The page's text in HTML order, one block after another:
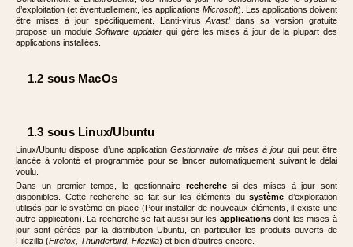
d’exploitation (et éventuellement, les applications Microsoft). Les applications doivent
être mises à jour spécifiquement. L’anti-virusAvast!dans sa version gratuite
propose un moduleSoftware updater qui gère les mises à jour de la plupart des
applications installées.
1.2 sous MacOs
1.3 sous Linux/Ubuntu
Linux/Ubuntu dispose d’une applicationGestionnaire de mises à jourqui peut être
lancée à volonté et programmée pour se lancer automatiquement suivant le délai
voulu.
Dans un premier temps, le gestionnaire recherchesi des mises à jour sont
disponibles. Cette recherche se fait sur les éléments dusystème d’exploitation
utilisés par le système en place (Pour installer de nouveaux éléments, il existe une
autre application). La recherche se fait aussi sur les applicationsdont les mises à
jour sont gérées par la distribution Ubuntu, en particulier les produits ouverts de
Filezilla (Firefox, Thunderbird, Filezilla) et bien d’autres encore.